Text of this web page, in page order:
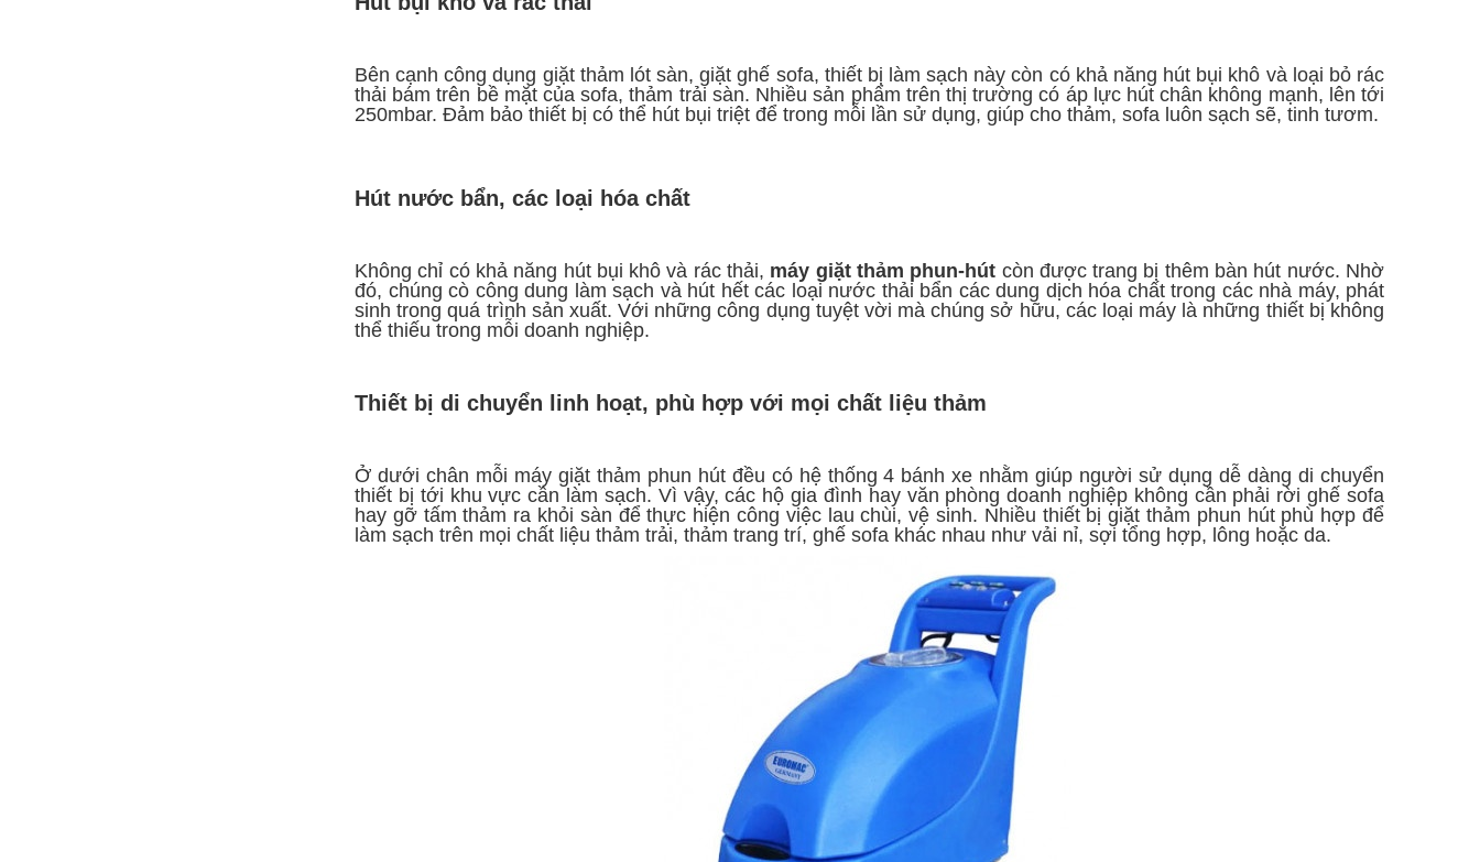
Bên cạnh công dụng giặt thảm lót sàn, giặt ghế sofa, thiết bị làm sạch này còn có khả năng hút bụi khô và loại bỏ rác
thải bám trên bề mặt của sofa, thảm trải sàn. Nhiều sản phẩm trên thị trường có áp lực hút chân không mạnh, lên tới
250mbar. Đảm bảo thiết bị có thể hút bụi triệt để trong mỗi lần sử dụng, giúp cho thảm, sofa luôn sạch sẽ, tinh tươm.
Hút nước bẩn, các loại hóa chất
Không chỉ có khả năng hút bụi khô và rác thải, máy giặt thảm phun-hút còn được trang bị thêm bàn hút nước. Nhờ
đó, chúng cò công dung làm sạch và hút hết các loại nước thải bẩn các dung dịch hóa chất trong các nhà máy, phát
sinh trong quá trình sản xuất. Với những công dụng tuyệt vời mà chúng sở hữu, các loại máy là những thiết bị không
thể thiếu trong mỗi doanh nghiệp.
Thiết bị di chuyển linh hoạt, phù hợp với mọi chất liệu thảm
Ở dưới chân mỗi máy giặt thảm phun hút đều có hệ thống 4 bánh xe nhằm giúp người sử dụng dễ dàng di chuyển
thiết bị tới khu vực cần làm sạch. Vì vậy, các hộ gia đình hay văn phòng doanh nghiệp không cần phải rời ghế sofa
hay gỡ tấm thảm ra khỏi sàn để thực hiện công việc lau chùi, vệ sinh. Nhiều thiết bị giặt thảm phun hút phù hợp để
làm sạch trên mọi chất liệu thảm trải, thảm trang trí, ghế sofa khác nhau như vải nỉ, sợi tổng hợp, lông hoặc da.